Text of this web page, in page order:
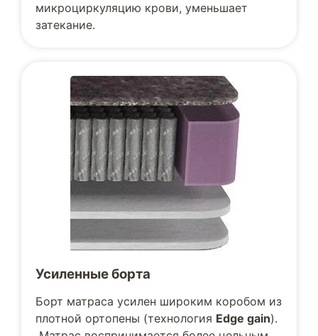
микроциркуляцию крови, уменьшает
затекание.
Усиленные борта
Борт матраса усилен широким коробом из
плотной ортопены (технология Edge gain).